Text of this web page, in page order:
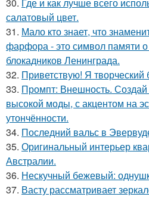
30. Где и как лучше всего
салатовый цвет.
31. Мало кто знает, что
фарфора - это символ памяти о
блокадников Ленинграда.
32. Приветствую! Я творческий
33. Промпт: Внешность.
высокой моды, с акцентом на
утончённости.
34. Последний вальс в
35. Оригинальный интерьер
Австралии.
36. Нескучный бежевый:
37. Васту рассматривает